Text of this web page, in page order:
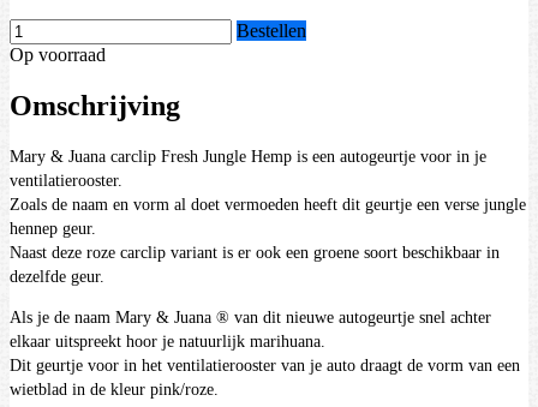
Bestellen
Op voorraad
Omschrijving
Mary & Juana carclip Fresh Jungle Hemp is een autogeurtje voor in je
ventilatierooster.
Zoals de naam en vorm al doet vermoeden heeft dit geurtje een verse jungle
hennep geur.
Naast deze roze carclip variant is er ook een groene soort beschikbaar in
dezelfde geur.
Als je de naam Mary & Juana ® van dit nieuwe autogeurtje snel achter
elkaar uitspreekt hoor je natuurlijk marihuana.
Dit geurtje voor in het ventilatierooster van je auto draagt de vorm van een
wietblad in de kleur pink/roze.